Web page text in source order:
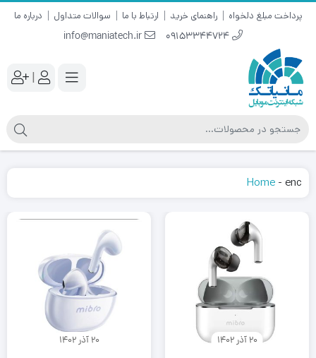
پرداخت مبلغ دلخواه راهنمای خرید ارتباط با ما سوالات متداول درباره ما
09153344724
info@maniatech.ir
|
Home - enc
20 آذر 1402
20 آذر 1402